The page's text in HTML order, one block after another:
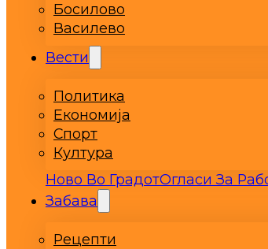
Босилово
Василево
Вести
Политика
Економија
Спорт
Култура
Ново Во ГрадотОгласи За
Забава
Рецепти